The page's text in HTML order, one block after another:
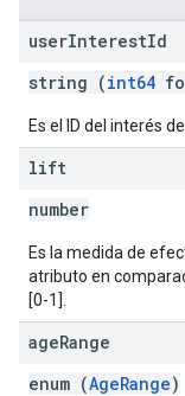
userInterestId
string (int64
Es el ID del interés
lift
number
Es la medida de
atributo en
[0-1].
ageRange
enum (AgeRange)